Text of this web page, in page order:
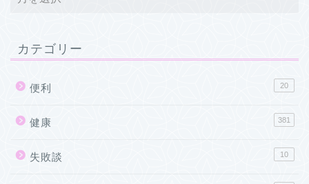
カテゴリー
便利 20
健康 381
失敗談 10